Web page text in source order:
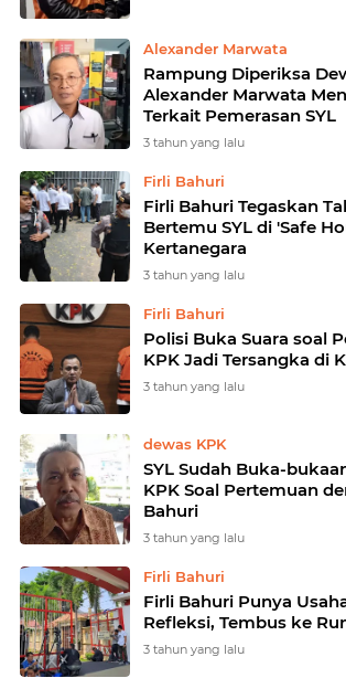
Alexander Marwata
Rampung Diperiksa
Alexander Marwata
Terkait Pemerasan SYL
3 tahun yang lalu
Firli Bahuri
Firli Bahuri Tegaskan
Bertemu SYL di 'Safe
Kertanegara
3 tahun yang lalu
Firli Bahuri
Polisi Buka Suara soal
KPK Jadi Tersangka di
3 tahun yang lalu
dewas KPK
SYL Sudah Buka-
KPK Soal Pertemuan
Bahuri
3 tahun yang lalu
Firli Bahuri
Firli Bahuri Punya
Refleksi, Tembus ke
3 tahun yang lalu